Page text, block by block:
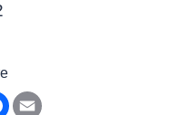
Facebook